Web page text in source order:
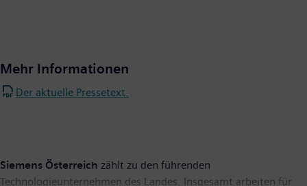
Mehr Informationen
Der aktuelle Pressetext.
Siemens Österreich zählt zu den führenden
Technologieunternehmen des Landes. Insgesamt arbeiten für